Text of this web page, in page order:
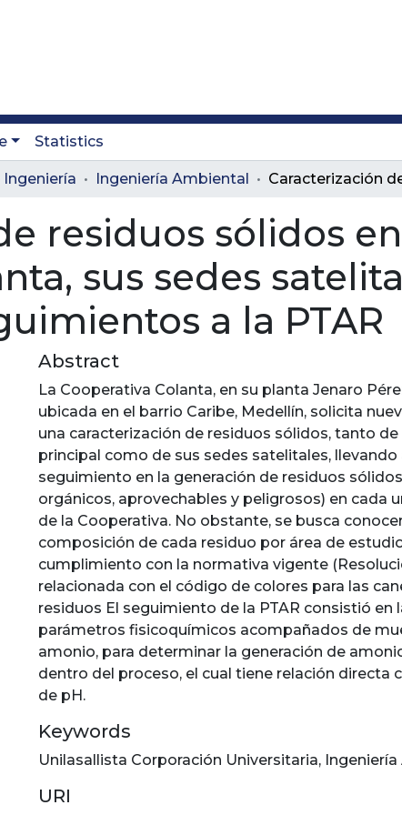
Statistics
Ingeniería Ambiental
residuos sólidos
sus sedes
a la PTAR
Abstract
La Cooperativa Colanta, en su planta Jenaro
ubicada en el barrio Caribe, Medellín, solicita
una caracterización de residuos sólidos, tanto de
principal como de sus sedes satelitales, llevando
seguimiento en la generación de residuos
orgánicos, aprovechables y peligrosos) en cada
de la Cooperativa. No obstante, se busca
composición de cada residuo por área de
cumplimiento con la normativa vigente
relacionada con el código de colores para las
residuos El seguimiento de la PTAR consistió en
parámetros fisicoquímicos acompañados de
amonio, para determinar la generación de
dentro del proceso, el cual tiene relación directa
de pH.
Keywords
Unilasallista Corporación Universitaria,
URI